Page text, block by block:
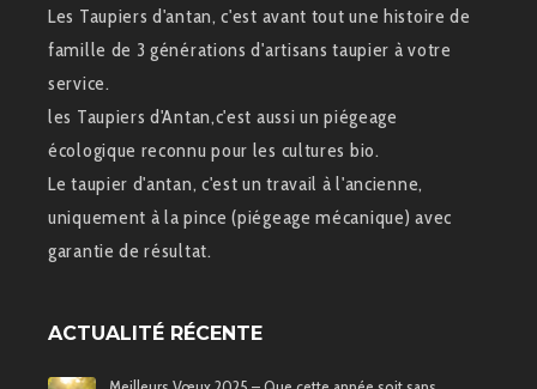
Les Taupiers d'antan, c'est avant tout une histoire de
famille de 3 générations d'artisans taupier à votre
service.
les Taupiers d'Antan,c'est aussi un piégeage
écologique reconnu pour les cultures bio.
Le taupier d'antan, c'est un travail à l'ancienne,
uniquement à la pince (piégeage mécanique) avec
garantie de résultat.
ACTUALITÉ RÉCENTE